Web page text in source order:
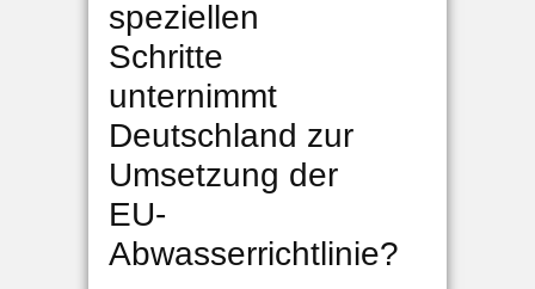
speziellen
Schritte
unternimmt
Deutschland zur
Umsetzung der
EU-
Abwasserrichtlinie?